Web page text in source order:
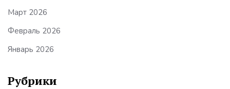
Март 2026
Февраль 2026
Январь 2026
Рубрики